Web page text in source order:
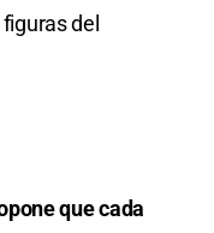
del
que cada